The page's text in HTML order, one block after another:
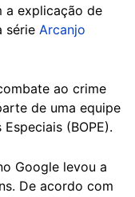
a explicação de
série Arcanjo
ao crime
de uma equipe
(BOPE).
Google levou a
De acordo com